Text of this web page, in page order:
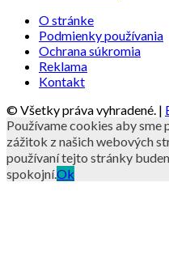
O stránke
Podmienky používania
Ochrana súkromia
Reklama
Kontakt
© Všetky práva vyhradené. |
Používame cookies aby sme
zážitok z našich webových
používaní tejto stránky
spokojní.Ok